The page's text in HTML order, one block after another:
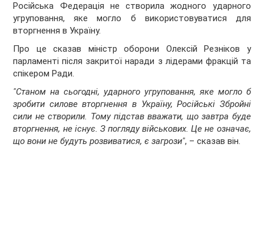
Російська Федерація не створила жодного ударного
угруповання, яке могло б використовуватися для
вторгнення в Україну.
Про це сказав міністр оборони Олексій Резніков у
парламенті після закритої наради з лідерами фракцій та
спікером Ради.
"Станом на сьогодні, ударного угруповання, яке могло б
зробити силове вторгнення в Україну, Російські Збройні
сили не створили. Тому підстав вважати, що завтра буде
вторгнення, не існує. З погляду військових. Це не означає,
що вони не будуть розвиватися, є загрози", – сказав він.